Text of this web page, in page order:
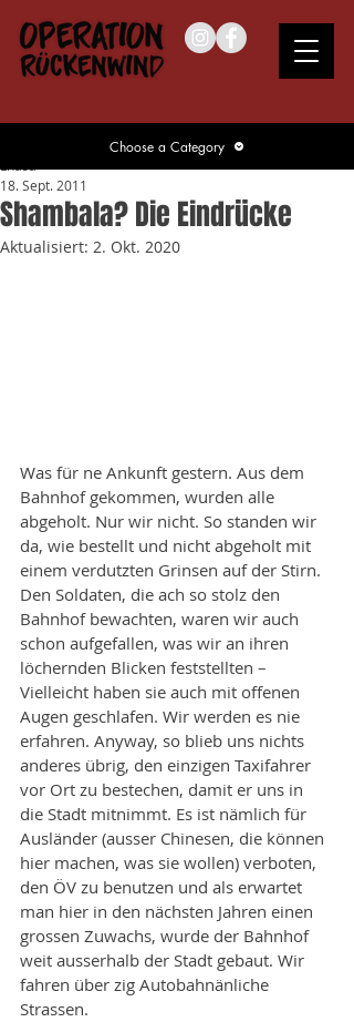
Shambala? Die Eindrücke
18. Sept. 2011
Aktualisiert: 2. Okt. 2020
Was für ne Ankunft gestern. Aus dem
Bahnhof gekommen, wurden alle
abgeholt. Nur wir nicht. So standen wir
da, wie bestellt und nicht abgeholt mit
einem verdutzten Grinsen auf der Stirn.
Den Soldaten, die ach so stolz den
Bahnhof bewachten, waren wir auch
schon aufgefallen, was wir an ihren
löchernden Blicken feststellten –
Vielleicht haben sie auch mit offenen
Augen geschlafen. Wir werden es nie
erfahren. Anyway, so blieb uns nichts
anderes übrig, den einzigen Taxifahrer
vor Ort zu bestechen, damit er uns in
die Stadt mitnimmt. Es ist nämlich für
Ausländer (ausser Chinesen, die können
hier machen, was sie wollen) verboten,
den ÖV zu benutzen und als erwartet
man hier in den nächsten Jahren einen
grossen Zuwachs, wurde der Bahnhof
weit ausserhalb der Stadt gebaut. Wir
fahren über zig Autobahnänliche
Strassen.
Choose a Category